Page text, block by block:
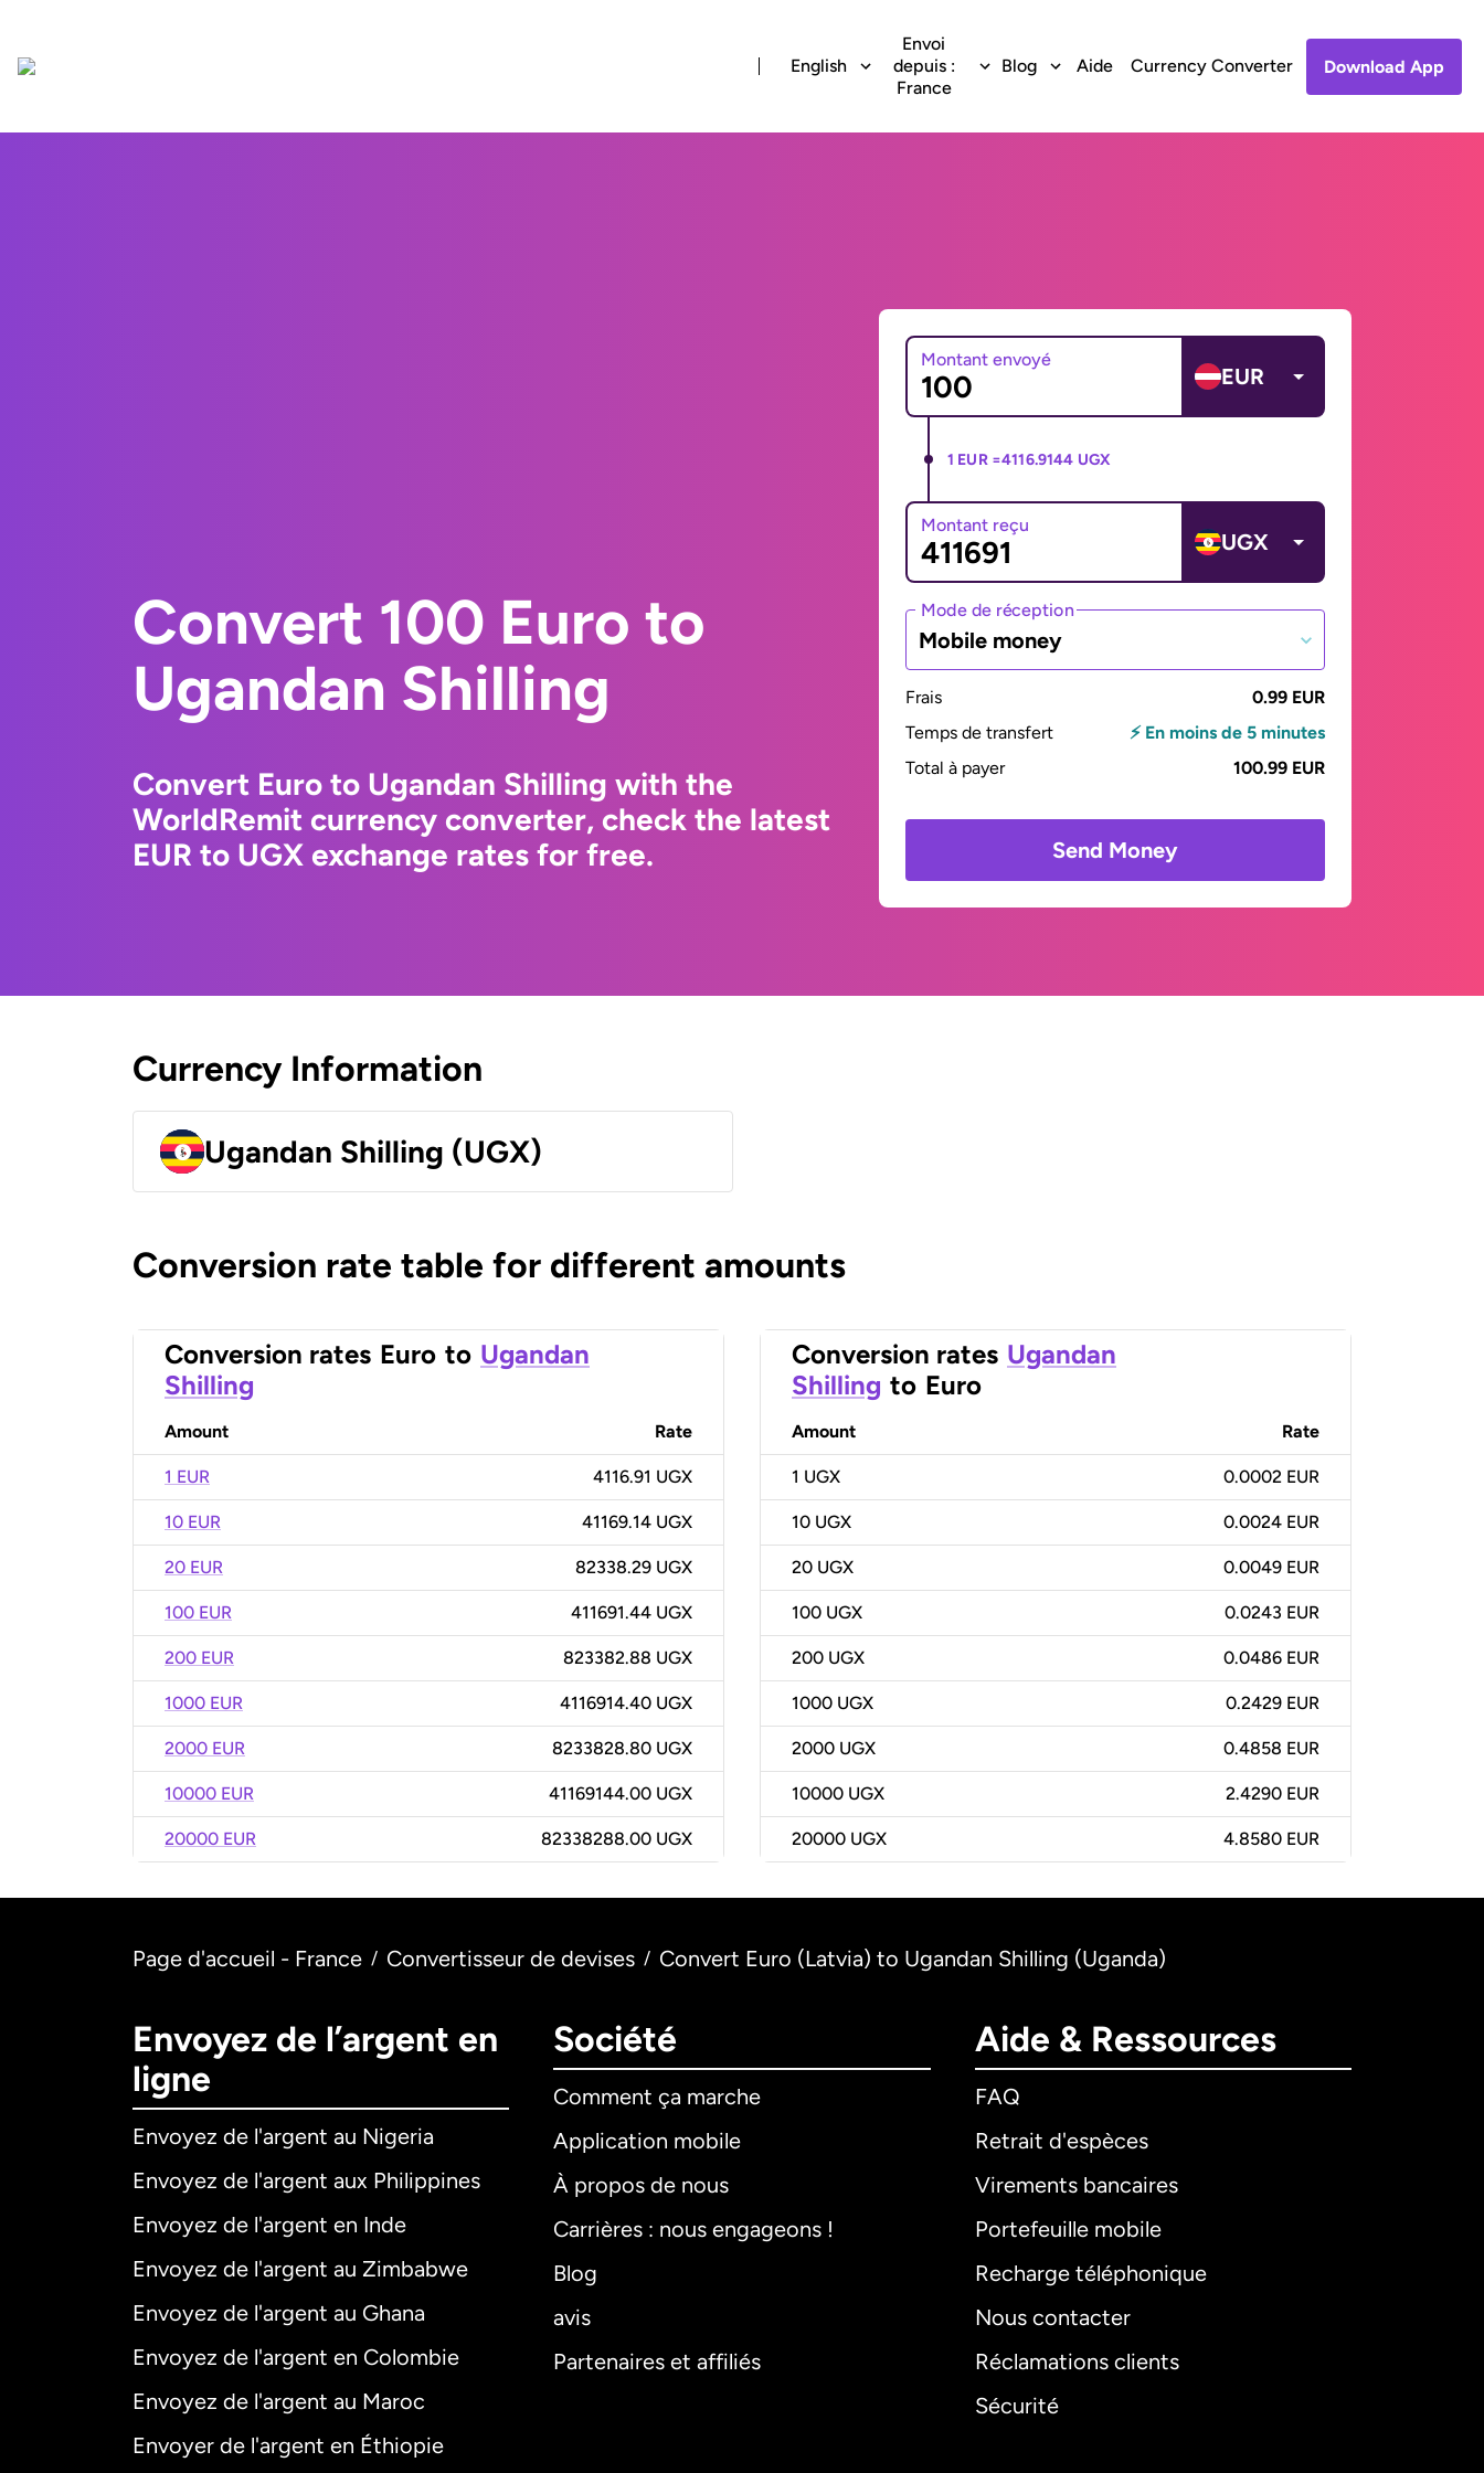
English
Envoi
depuis :
France
Blog Aide Currency Converter Download App
Convert 100 Euro to
Ugandan Shilling
Convert Euro to Ugandan Shilling with the
WorldRemit currency converter, check the latest
EUR to UGX exchange rates for free.
Montant envoyé
EUR
1 EUR =4116.9144 UGX
Montant reçu
UGX
Mode de réception
Mobile money
Frais
0.99 EUR
Temps de transfert
⚡ En moins de 5 minutes
Total à payer
100.99 EUR
Send Money
Currency Information
Ugandan Shilling (UGX)
Conversion rate table for different amounts
Conversion rates Euro to Ugandan
Shilling
Amount Rate
1 EUR 4116.91 UGX
10 EUR 41169.14 UGX
20 EUR 82338.29 UGX
100 EUR 411691.44 UGX
200 EUR 823382.88 UGX
1000 EUR 4116914.40 UGX
2000 EUR 8233828.80 UGX
10000 EUR 41169144.00 UGX
20000 EUR 82338288.00 UGX
Conversion rates Ugandan
Shilling to Euro
Amount Rate
1 UGX 0.0002 EUR
10 UGX 0.0024 EUR
20 UGX 0.0049 EUR
100 UGX 0.0243 EUR
200 UGX 0.0486 EUR
1000 UGX 0.2429 EUR
2000 UGX 0.4858 EUR
10000 UGX 2.4290 EUR
20000 UGX 4.8580 EUR
Page d'accueil - France / Convertisseur de devises / Convert Euro (Latvia) to Ugandan Shilling (Uganda)
Envoyez de l’argent en
ligne
Envoyez de l'argent au Nigeria
Envoyez de l'argent aux Philippines
Envoyez de l'argent en Inde
Envoyez de l'argent au Zimbabwe
Envoyez de l'argent au Ghana
Envoyez de l'argent en Colombie
Envoyez de l'argent au Maroc
Envoyer de l'argent en Éthiopie
Société
Comment ça marche
Application mobile
À propos de nous
Carrières : nous engageons !
Blog
avis
Partenaires et affiliés
Aide & Ressources
FAQ
Retrait d'espèces
Virements bancaires
Portefeuille mobile
Recharge téléphonique
Nous contacter
Réclamations clients
Sécurité